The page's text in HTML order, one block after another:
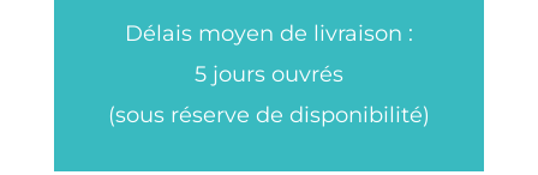
Délais moyen de livraison :
5 jours ouvrés
(sous réserve de disponibilité)